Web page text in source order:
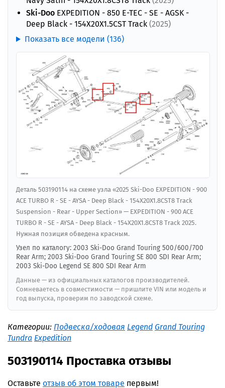
Ski-Doo EXPEDITION - 850 E-TEC - SE - AGSK -
Deep Black - 154X20X1.5CST Track (2025)
Показать все модели (136)
Деталь 503190114 на схеме узла «2025 Ski-Doo EXPEDITION - 900
ACE TURBO R - SE - AYSA - Deep Black - 154X20X1.8CST8 Track
Suspension - Rear - Upper Section» — EXPEDITION - 900 ACE
TURBO R - SE - AYSA - Deep Black - 154X20X1.8CST8 Track 2025.
Нужная позиция обведена красным.
Узел по каталогу: 2003 Ski-Doo Grand Touring 500/600/700
Rear Arm; 2003 Ski-Doo Grand Touring SE 800 SDI Rear Arm;
2003 Ski-Doo Legend SE 800 SDI Rear Arm
Данные — из официальных каталогов производителей.
Сомневаетесь в совместимости — пришлите VIN или модель и
год выпуска, проверим по заводской схеме.
Категории: Подвеска/ходовая Legend Grand Touring
Tundra Expedition
503190114 Проставка отзывы
Оставьте отзыв об этом товаре первым!